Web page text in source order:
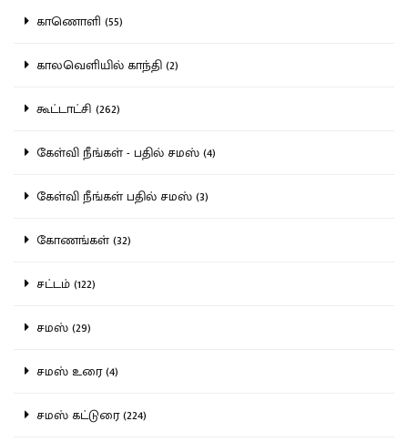
காணொளி (55)
காலவெளியில் காந்தி (2)
கூட்டாட்சி (262)
கேள்வி நீங்கள் - பதில் சமஸ் (4)
கேள்வி நீங்கள் பதில் சமஸ் (3)
கோணங்கள் (32)
சட்டம் (122)
சமஸ் (29)
சமஸ் உரை (4)
சமஸ் கட்டுரை (224)